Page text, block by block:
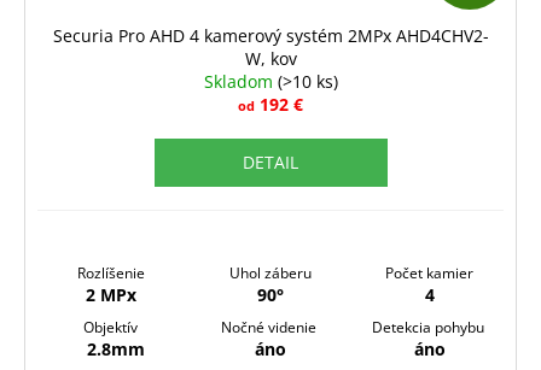
D
Securia Pro AHD 4 kamerový systém 2MPx AHD4CHV2-
W, kov
Skladom (>10 ks)
od 192 €
DETAIL
Rozlíšenie
2 MPx
Uhol záberu
90°
Počet kamier
4
Objektív
2.8mm
Nočné videnie
áno
Detekcia pohybu
áno